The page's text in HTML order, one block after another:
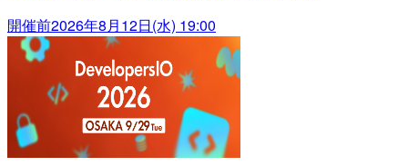
開催前2026年8月12日(水) 19:00